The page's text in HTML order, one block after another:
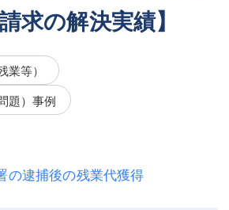
求の解決実績】
等）
題）事例
逮捕後の残業代獲得